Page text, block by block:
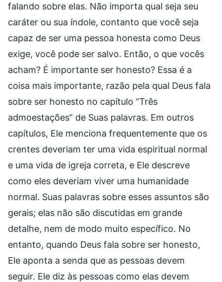
falando sobre elas. Não importa qual seja seu
caráter ou sua índole, contanto que você seja
capaz de ser uma pessoa honesta como Deus
exige, você pode ser salvo. Então, o que vocês
acham? É importante ser honesto? Essa é a
coisa mais importante, razão pela qual Deus fala
sobre ser honesto no capítulo “Três
admoestações” de Suas palavras. Em outros
capítulos, Ele menciona frequentemente que os
crentes deveriam ter uma vida espiritual normal
e uma vida de igreja correta, e Ele descreve
como eles deveriam viver uma humanidade
normal. Suas palavras sobre esses assuntos são
gerais; elas não são discutidas em grande
detalhe, nem de modo muito específico. No
entanto, quando Deus fala sobre ser honesto,
Ele aponta a senda que as pessoas devem
seguir. Ele diz às pessoas como elas devem